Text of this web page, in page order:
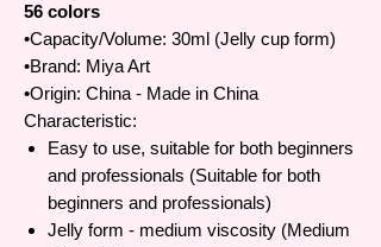
56 colors
•Capacity/Volume: 30ml (Jelly cup form)
•Brand: Miya Art
•Origin: China - Made in China
Characteristic:
Easy to use, suitable for both beginners
and professionals (Suitable for both
beginners and professionals)
Jelly form - medium viscosity (Medium